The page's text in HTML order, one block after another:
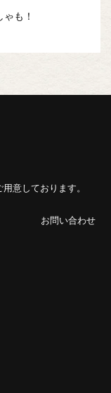
も！
意しております。
お問い合わせ